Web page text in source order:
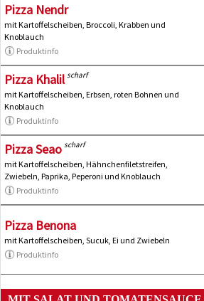
Pizza Nendr
mit Kartoffelscheiben, Broccoli, Krabben und
Knoblauch
Produktinfo
Pizza Khalil scharf
mit Kartoffelscheiben, Erbsen, roten Bohnen und
Knoblauch
Produktinfo
Pizza Seao scharf
mit Kartoffelscheiben, Hähnchenfiletstreifen,
Zwiebeln, Paprika, Peperoni und Knoblauch
Produktinfo
Pizza Benona
mit Kartoffelscheiben, Sucuk, Ei und Zwiebeln
Produktinfo